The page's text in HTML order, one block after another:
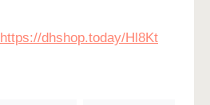
https://dhshop.today/Hl8Kt